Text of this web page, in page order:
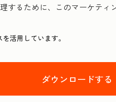
るために、このマーケティ
活用しています。
ダウンロードする